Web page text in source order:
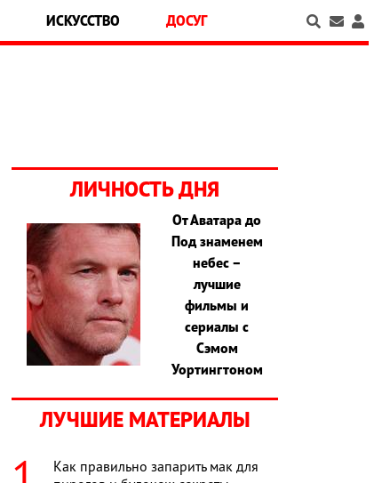
ИСКУССТВО ДОСУГ
ЛИЧНОСТЬ ДНЯ
От Аватара до
Под знаменем
небес –
лучшие
фильмы и
сериалы с
Сэмом
Уортингтоном
ЛУЧШИЕ МАТЕРИАЛЫ
Как правильно запарить мак для